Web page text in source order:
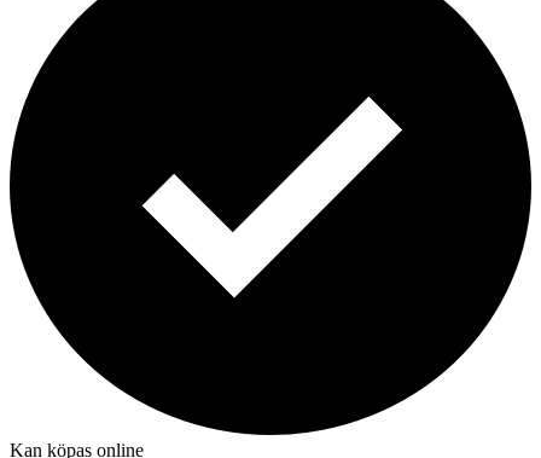
Kan köpas online